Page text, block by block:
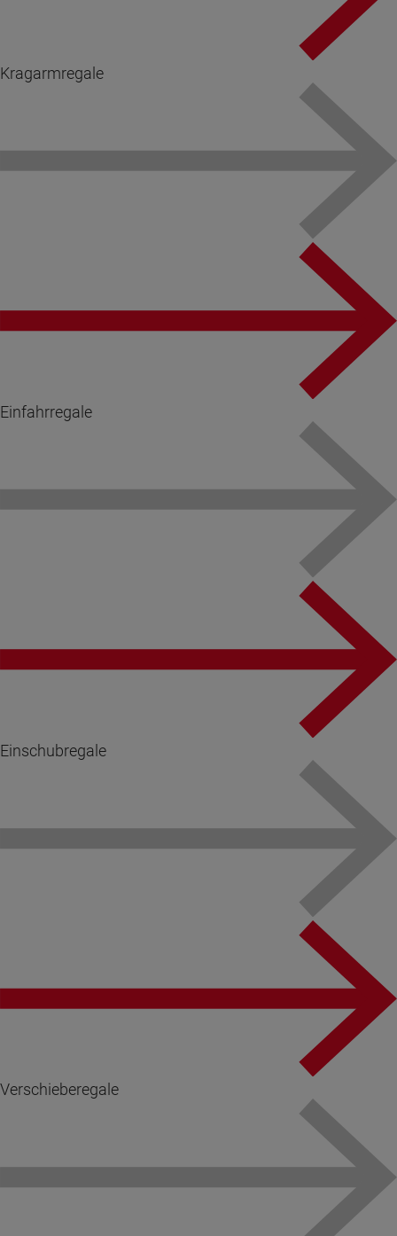
Kragarmregale
Einfahrregale
Einschubregale
Verschieberegale